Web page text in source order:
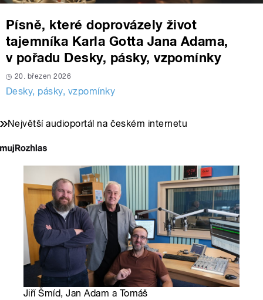
Písně, které doprovázely život
tajemníka Karla Gotta Jana Adama,
v pořadu Desky, pásky, vzpomínky
20. březen 2026
Desky, pásky, vzpomínky
Největší audioportál na českém internetu
Jiří Šmíd, Jan Adam a Tomáš